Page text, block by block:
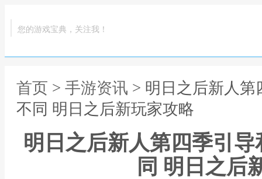
您的游戏宝典，关注我！
首页 > 手游资讯 > 明日之后新人
不同 明日之后新玩家攻略
明日之后新人第四季引
同 明日之后